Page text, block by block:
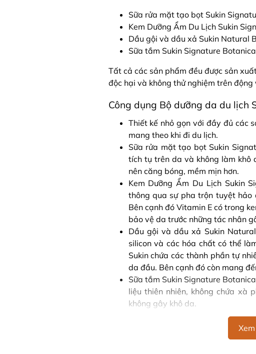
Sữa rửa mặt tạo bọt Sukin
Kem Dưỡng Ẩm Du Lịch Sukin
Dầu gội và dầu xả Sukin Natural
Sữa tắm Sukin Signature
Tất cả các sản phẩm đều được sản
độc hại và không thử nghiệm trên động
Công dụng Bộ dưỡng da du lịch
Thiết kế nhỏ gọn với đầy đủ các
mang theo khi đi du lịch.
Sữa rửa mặt tạo bọt Sukin
tích tụ trên da và không làm
nên căng bóng, mềm mịn hơn.
Kem Dưỡng Ẩm Du Lịch Sukin
thông qua sự pha trộn tuyệt hảo
Bên cạnh đó Vitamin E có trong
bảo vệ da trước những tác nhân
Dầu gội và dầu xả Sukin
silicon và các hóa chất có thể
Sukin chứa các thành phần tự
da đầu. Bên cạnh đó còn mang
Sữa tắm Sukin Signature
liệu thiên nhiên, không chứa xà
không gây khô da.
Hướng dẫn sử dụng Bộ dưỡng